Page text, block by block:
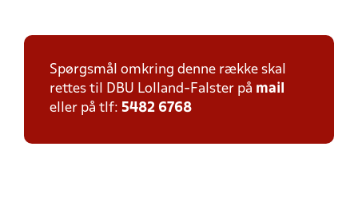
Spørgsmål omkring denne række skal
rettes til DBU Lolland-Falster på mail
eller på tlf: 5482 6768